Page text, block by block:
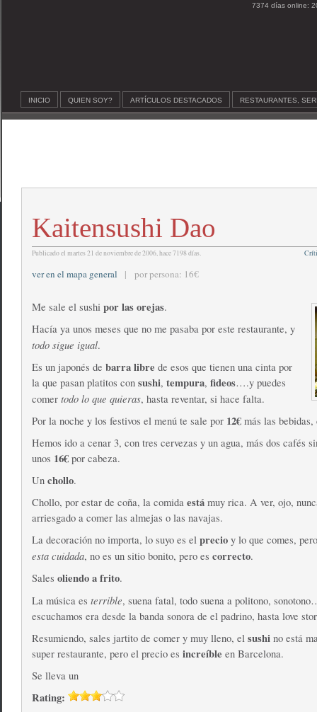
7374 días online:
INICIO QUIEN SOY? ARTÍCULOS DESTACADOS RESTAURANTES,
Kaitensushi Dao
Publicado el martes 21 de noviembre de 2006, hace 7198 días.
ver en el mapa general | por persona: 16€
Me sale el sushi por las orejas.
Hacía ya unos meses que no me pasaba por este restaurante, y
todo sigue igual.
Es un japonés de barra libre de esos que tienen una cinta por
la que pasan platitos con sushi, tempura, fideos….y puedes
comer todo lo que quieras, hasta reventar, si hace falta.
Por la noche y los festivos el menú te sale por 12€ más las
Hemos ido a cenar 3, con tres cervezas y un agua, más dos cafés
unos 16€ por cabeza.
Un chollo.
Chollo, por estar de coña, la comida está muy rica. A ver, ojo,
arriesgado a comer las almejas o las navajas.
La decoración no importa, lo suyo es el precio y lo que comes,
esta cuidada, no es un sitio bonito, pero es correcto.
Sales oliendo a frito.
La música es terrible, suena fatal, todo suena a politono,
escuchamos era desde la banda sonora de el padrino, hasta love
Resumiendo, sales jartito de comer y muy lleno, el sushi no está
super restaurante, pero el precio es increíble en Barcelona.
Se lleva un
Rating: